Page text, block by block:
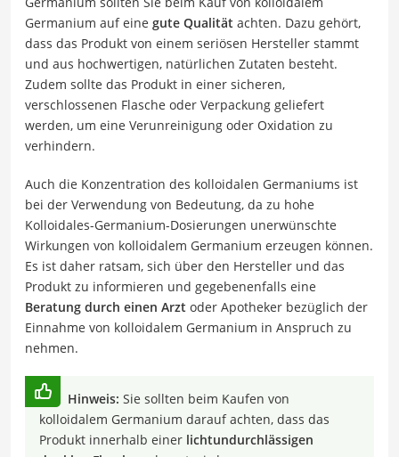
Germanium auf eine gute Qualität achten. Dazu gehört,
dass das Produkt von einem seriösen Hersteller stammt
und aus hochwertigen, natürlichen Zutaten besteht.
Zudem sollte das Produkt in einer sicheren,
verschlossenen Flasche oder Verpackung geliefert
werden, um eine Verunreinigung oder Oxidation zu
verhindern.
Auch die Konzentration des kolloidalen Germaniums ist
bei der Verwendung von Bedeutung, da zu hohe
Kolloidales-Germanium-Dosierungen unerwünschte
Wirkungen von kolloidalem Germanium erzeugen können.
Es ist daher ratsam, sich über den Hersteller und das
Produkt zu informieren und gegebenenfalls eine
Beratung durch einen Arzt oder Apotheker bezüglich der
Einnahme von kolloidalem Germanium in Anspruch zu
nehmen.
Hinweis: Sie sollten beim Kaufen von
kolloidalem Germanium darauf achten, dass das
Produkt innerhalb einer lichtundurchlässigen